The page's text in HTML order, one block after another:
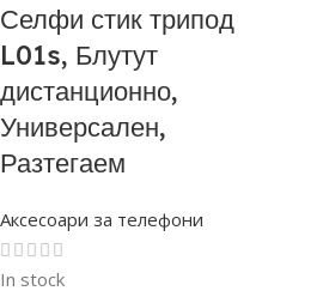
Селфи стик трипод
L01s, Блутут
дистанционно,
Универсален,
Разтегаем
Аксесоари за телефони
In stock